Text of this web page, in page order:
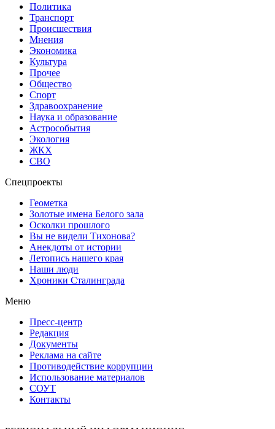
Политика
Транспорт
Происшествия
Мнения
Экономика
Культура
Прочее
Общество
Спорт
Здравоохранение
Наука и образование
Астрособытия
Экология
ЖКХ
СВО
Спецпроекты
Геометка
Золотые имена Белого зала
Осколки прошлого
Вы не видели Тихонова?
Анекдоты от истории
Летопись нашего края
Наши люди
Хроники Сталинграда
Меню
Пресс-центр
Редакция
Документы
Реклама на сайте
Противодействие коррупции
Использование материалов
СОУТ
Контакты